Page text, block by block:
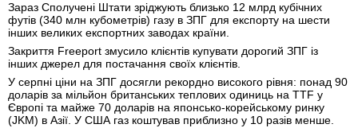
Зараз Сполучені Штати зріджують близько 12 млрд кубічних
футів (340 млн кубометрів) газу в ЗПГ для експорту на шести
інших великих експортних заводах країни.
Закриття Freeport змусило клієнтів купувати дорогий ЗПГ із
інших джерел для постачання своїх клієнтів.
У серпні ціни на ЗПГ досягли рекордно високого рівня: понад 90
доларів за мільйон британських теплових одиниць на TTF у
Європі та майже 70 доларів на японсько-корейському ринку
(JKM) в Азії. У США газ коштував приблизно у 10 разів менше.